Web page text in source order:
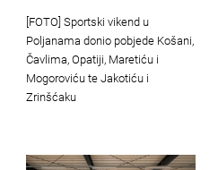
[FOTO] Sportski vikend u
Poljanama donio pobjede Košani,
Čavlima, Opatiji, Maretiću i
Mogoroviću te Jakotiću i
Zrinšćaku